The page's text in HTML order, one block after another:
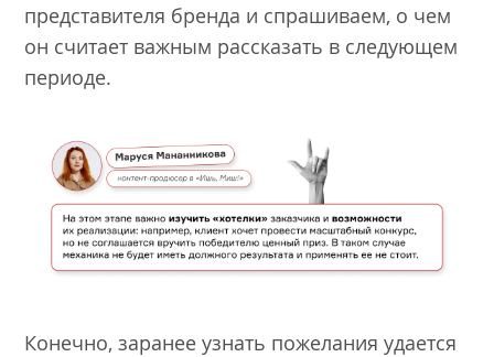
представителя бренда и спрашиваем, о чем
он считает важным рассказать в следующем
периоде.
Конечно, заранее узнать пожелания удается